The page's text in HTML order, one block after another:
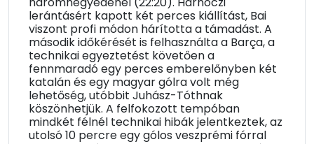
lerántásért kapott két perces kiállítást, Bai
viszont profi módon hárította a támadást. A
második időkérését is felhasználta a Barça, a
technikai egyeztetést követően a
fennmaradó egy perces emberelőnyben két
katalán és egy magyar gólra volt még
lehetőség, utóbbit Juhász-Tóthnak
köszönhetjük. A felfokozott tempóban
mindkét félnél technikai hibák jelentkeztek, az
utolsó 10 percre egy gólos veszprémi fórral